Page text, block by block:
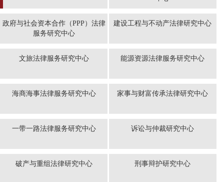
政府与社会资本合作（PPP）法律
服务研究中心
建设工程与不动产法律研究中心
文旅法律服务研究中心 能源资源法律服务研究中心
海商海事法律服务研究中心 家事与财富传承法律研究中心
一带一路法律服务研究中心 诉讼与仲裁研究中心
破产与重组法律研究中心 刑事辩护研究中心